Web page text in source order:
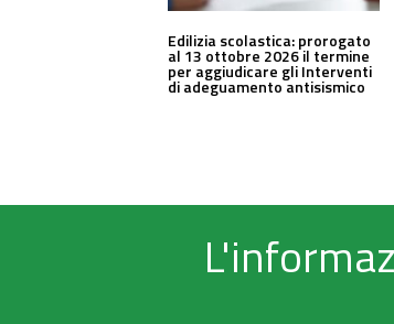
Edilizia scolastica: prorogato
al 13 ottobre 2026 il termine
per aggiudicare gli Interventi
di adeguamento antisismico